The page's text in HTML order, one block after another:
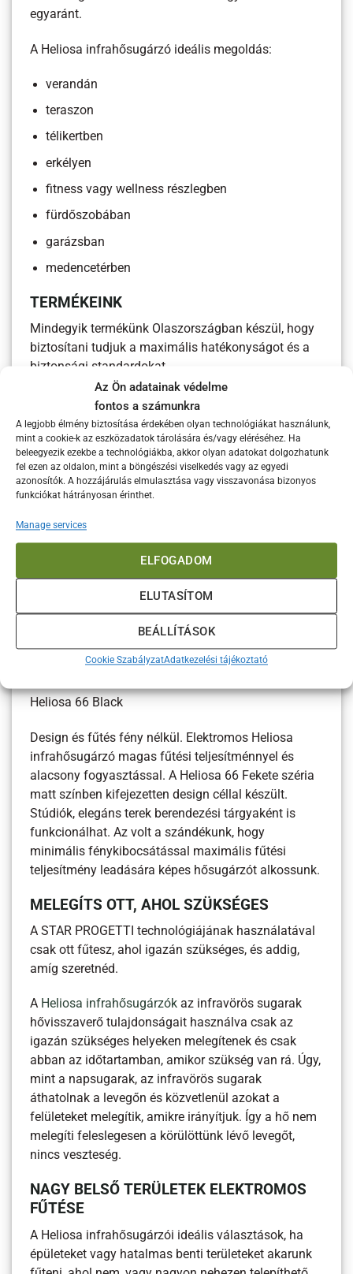
Az Ön adatainak védelme
fontos a számunkra
A legjobb élmény biztosítása érdekében olyan technológiákat használunk,
mint a cookie-k az eszközadatok tárolására és/vagy eléréséhez. Ha
beleegyezik ezekbe a technológiákba, akkor olyan adatokat dolgozhatunk
fel ezen az oldalon, mint a böngészési viselkedés vagy az egyedi
azonosítók. A hozzájárulás elmulasztása vagy visszavonása bizonyos
funkciókat hátrányosan érinthet.
Manage services
ELFOGADOM
ELUTASÍTOM
BEÁLLÍTÁSOK
Cookie SzabályzatAdatkezelési tájékoztató
egyaránt.
A Heliosa infrahősugárzó ideális megoldás:
verandán
teraszon
télikertben
erkélyen
fitness vagy wellness részlegben
fürdőszobában
garázsban
medencetérben
TERMÉKEINK
Mindegyik termékünk Olaszországban készül, hogy
biztosítani tudjuk a maximális hatékonyságot és a
biztonsági standardokat.
A Heliosa infrahősugárzóval ott és akkor fűthetsz,
amikor szeretnél. Infrahősugárzóink az infravörös
sugarak visszaverődő képességeit használják. Mint
a nap,
MODELLEK
Serie 9
Préselt alumínium test, legújabb design,
infracső teszik egyedivé az infrahősugárzók között a
HELIOSA® Serie 9 kollekciót. Bluetooth
technológiával akár telefonodról is irányíthatod. A
speciális Whitescreen fehér üveg a fényszennyezés
95%-át kiszűri.
Heliosa 66 Black
Design és fűtés fény nélkül. Elektromos Heliosa
infrahősugárzó magas fűtési teljesítménnyel és
alacsony fogyasztással. A Heliosa 66 Fekete széria
matt színben kifejezetten design céllal készült.
Stúdiók, elegáns terek berendezési tárgyaként is
funkcionálhat. Az volt a szándékunk, hogy
minimális fénykibocsátással maximális fűtési
teljesítmény leadására képes hősugárzót alkossunk.
MELEGÍTS OTT, AHOL SZÜKSÉGES
A STAR PROGETTI technológiájának használatával
csak ott fűtesz, ahol igazán szükséges, és addig,
amíg szeretnéd.
A Heliosa infrahősugárzók az infravörös sugarak
hővisszaverő tulajdonságait használva csak az
igazán szükséges helyeken melegítenek és csak
abban az időtartamban, amikor szükség van rá. Úgy,
mint a napsugarak, az infravörös sugarak
áthatolnak a levegőn és közvetlenül azokat a
felületeket melegítik, amikre irányítjuk. Így a hő nem
melegíti feleslegesen a körülöttünk lévő levegőt,
nincs veszteség.
NAGY BELSŐ TERÜLETEK ELEKTROMOS
FŰTÉSE
A Heliosa infrahősugárzói ideális választások, ha
épületeket vagy hatalmas benti területeket akarunk